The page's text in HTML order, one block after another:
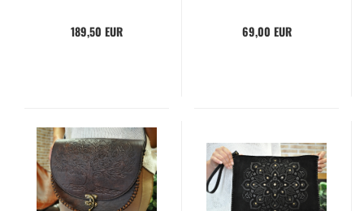
189,50 EUR 69,00 EUR